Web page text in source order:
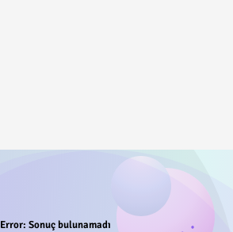
Error: Sonuç bulunamadı